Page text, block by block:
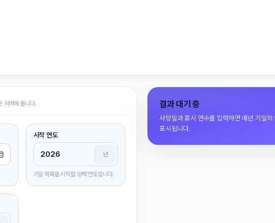
서버에 둡니다.
시작 연도
년
기일 목록을 시작할 양력 연도입니다.
결과 대기 중
사망일과 표시 연수를 입력하면 매년 기일의
표시됩니다.